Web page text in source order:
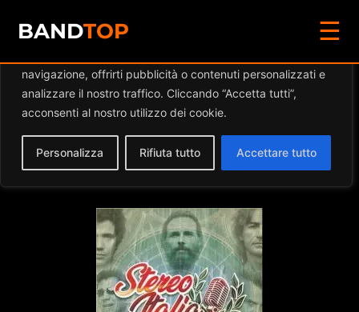
Diamo valore alla tua privacy
navigazione, offrirti pubblicità o contenuti personalizzati e
analizzare il nostro traffico. Cliccando “Accetta tutti”,
acconsenti al nostro utilizzo dei cookie.
Personalizza Rifiuta tutto Accettare tutto
BANDTOP ☰
STEREOITALIA
Home»STEREOITALIA LIVE @Bar del Mimi